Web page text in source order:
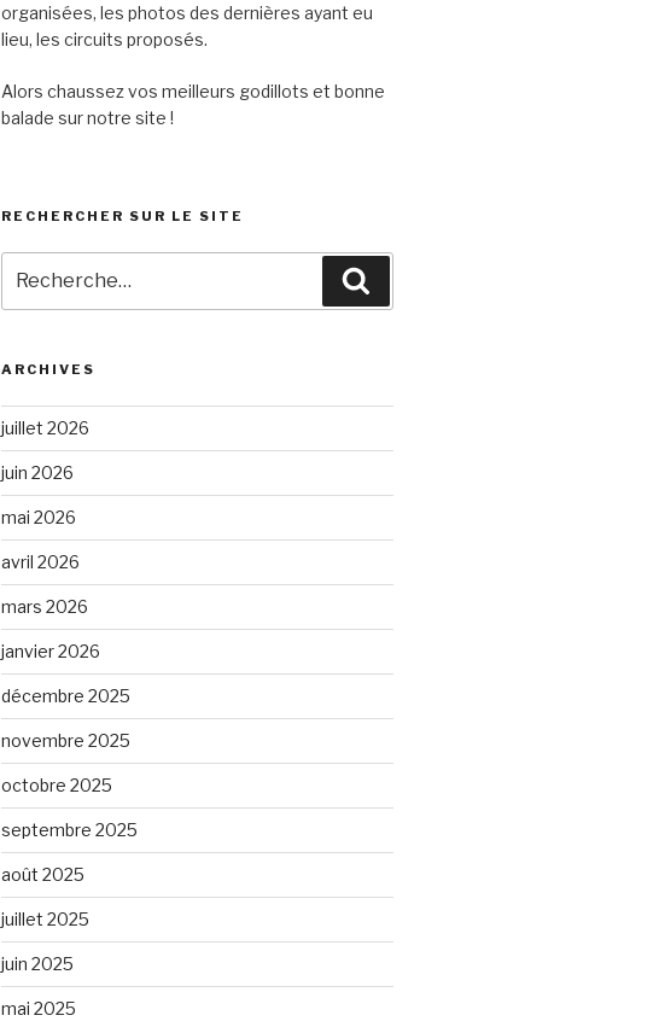
organisées, les photos des dernières ayant eu
lieu, les circuits proposés.
Alors chaussez vos meilleurs godillots et bonne
balade sur notre site !
RECHERCHER SUR LE SITE
pour
:
ARCHIVES
juillet 2026
juin 2026
mai 2026
avril 2026
mars 2026
janvier 2026
décembre 2025
novembre 2025
octobre 2025
septembre 2025
août 2025
juillet 2025
juin 2025
mai 2025